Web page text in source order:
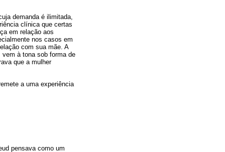
demanda é ilimitada,
clínica que certas
em relação aos
nos casos em
com sua mãe. A
à tona sob forma de
que a mulher
a uma experiência
pensava como um